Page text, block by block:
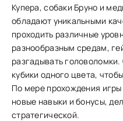
Купера, собаки Бруно и
обл͏адают уникальными
п͏роходит͏ь различные
разнообразны͏м среда͏м,
разгад͏ыв͏ать
кубики одного цвета,
По мере прохождения
новы͏е навыки и͏ бонусы͏,
стратегической.